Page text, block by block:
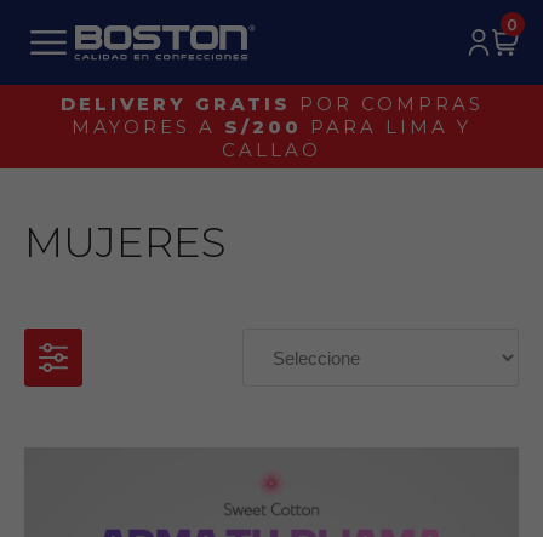
0
DELIVERY GRATIS
POR COMPRAS
MAYORES A S/200
PARA LIMA Y
CALLAO
MUJERES